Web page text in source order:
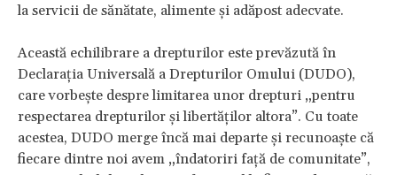
la servicii de sănătate, alimente și adăpost adecvate.
Această echilibrare a drepturilor este prevăzută în
Declarația Universală a Drepturilor Omului (DUDO),
care vorbește despre limitarea unor drepturi „pentru
respectarea drepturilor și libertăților altora”. Cu toate
acestea, DUDO merge încă mai departe și recunoaște că
fiecare dintre noi avem „îndatoriri față de comunitate”,